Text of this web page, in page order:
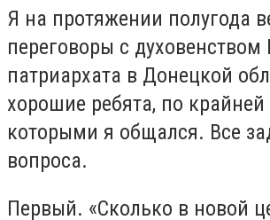
Я на протяжении полугода
переговоры с духовенством
патриархата в Донецкой
хорошие ребята, по крайней
которыми я общался. Все
вопроса.
Первый. «Сколько в новой